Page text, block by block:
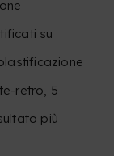
su
retro, 5
più